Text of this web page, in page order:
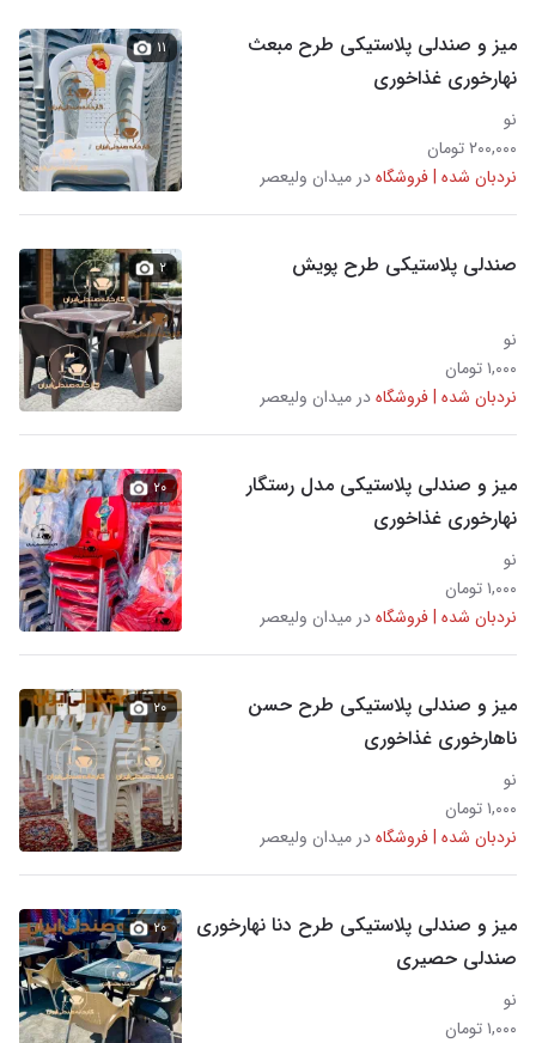
میز و صندلی پلاستیکی طرح مبعث
نهارخوری غذاخوری
نو
۲۰۰,۰۰۰ تومان
نردبان شده | فروشگاهدر میدان ولیعصر
۱۱
صندلی پلاستیکی طرح پویش
نو
۱,۰۰۰ تومان
نردبان شده | فروشگاهدر میدان ولیعصر
۲
میز و صندلی پلاستیکی مدل رستگار
نهارخوری غذاخوری
نو
۱,۰۰۰ تومان
نردبان شده | فروشگاهدر میدان ولیعصر
۲۰
میز و صندلی پلاستیکی طرح حسن
ناهارخوری غذاخوری
نو
۱,۰۰۰ تومان
نردبان شده | فروشگاهدر میدان ولیعصر
۲۰
میز و صندلی پلاستیکی طرح دنا نهارخوری
صندلی حصیری
نو
۱,۰۰۰ تومان
۲۰